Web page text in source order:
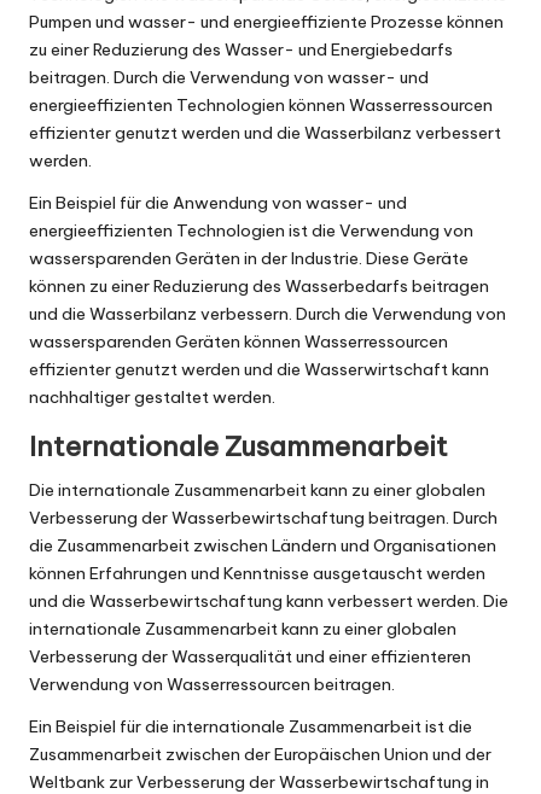
Pumpen und wasser- und energieeffiziente Prozesse können
zu einer Reduzierung des Wasser- und Energiebedarfs
beitragen. Durch die Verwendung von wasser- und
energieeffizienten Technologien können Wasserressourcen
effizienter genutzt werden und die Wasserbilanz verbessert
werden.
Ein Beispiel für die Anwendung von wasser- und
energieeffizienten Technologien ist die Verwendung von
wassersparenden Geräten in der Industrie. Diese Geräte
können zu einer Reduzierung des Wasserbedarfs beitragen
und die Wasserbilanz verbessern. Durch die Verwendung von
wassersparenden Geräten können Wasserressourcen
effizienter genutzt werden und die Wasserwirtschaft kann
nachhaltiger gestaltet werden.
Internationale Zusammenarbeit
Die internationale Zusammenarbeit kann zu einer globalen
Verbesserung der Wasserbewirtschaftung beitragen. Durch
die Zusammenarbeit zwischen Ländern und Organisationen
können Erfahrungen und Kenntnisse ausgetauscht werden
und die Wasserbewirtschaftung kann verbessert werden. Die
internationale Zusammenarbeit kann zu einer globalen
Verbesserung der Wasserqualität und einer effizienteren
Verwendung von Wasserressourcen beitragen.
Ein Beispiel für die internationale Zusammenarbeit ist die
Zusammenarbeit zwischen der Europäischen Union und der
Weltbank zur Verbesserung der Wasserbewirtschaftung in